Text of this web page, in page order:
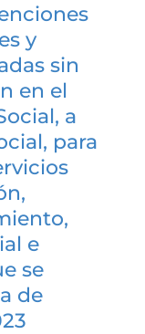
y
sin
en el
a
para
e
se
de